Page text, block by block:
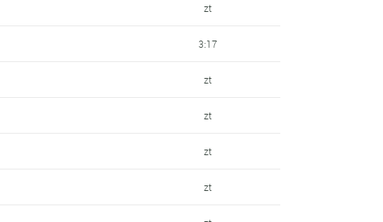
zt
3:17
zt
zt
zt
zt